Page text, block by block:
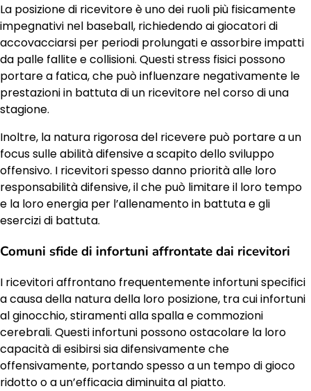
La posizione di ricevitore è uno dei ruoli più fisicamente
impegnativi nel baseball, richiedendo ai giocatori di
accovacciarsi per periodi prolungati e assorbire impatti
da palle fallite e collisioni. Questi stress fisici possono
portare a fatica, che può influenzare negativamente le
prestazioni in battuta di un ricevitore nel corso di una
stagione.
Inoltre, la natura rigorosa del ricevere può portare a un
focus sulle abilità difensive a scapito dello sviluppo
offensivo. I ricevitori spesso danno priorità alle loro
responsabilità difensive, il che può limitare il loro tempo
e la loro energia per l’allenamento in battuta e gli
esercizi di battuta.
Comuni sfide di infortuni affrontate dai ricevitori
I ricevitori affrontano frequentemente infortuni specifici
a causa della natura della loro posizione, tra cui infortuni
al ginocchio, stiramenti alla spalla e commozioni
cerebrali. Questi infortuni possono ostacolare la loro
capacità di esibirsi sia difensivamente che
offensivamente, portando spesso a un tempo di gioco
ridotto o a un’efficacia diminuita al piatto.